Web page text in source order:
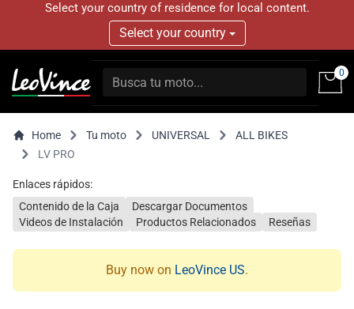
Select your country of residence for local content.
Select your country
0
Home Tu moto UNIVERSAL
ALL BIKES
LV PRO
Enlaces rápidos:
Contenido de la Caja
Descargar Documentos
Videos de Instalación
Productos Relacionados Reseñas
Buy now on LeoVince US.